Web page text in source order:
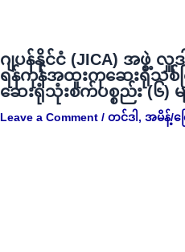
ဂျပန်နိုင်ငံ (JICA) အဖွဲ့
ရန်ကုန်အထူးကုဆေးရုံသစ်
ဆေးရုံသုံးစက်ပစ္စည်း (၆)
Leave a Comment / တင်ဒါ , အမိန့်/က